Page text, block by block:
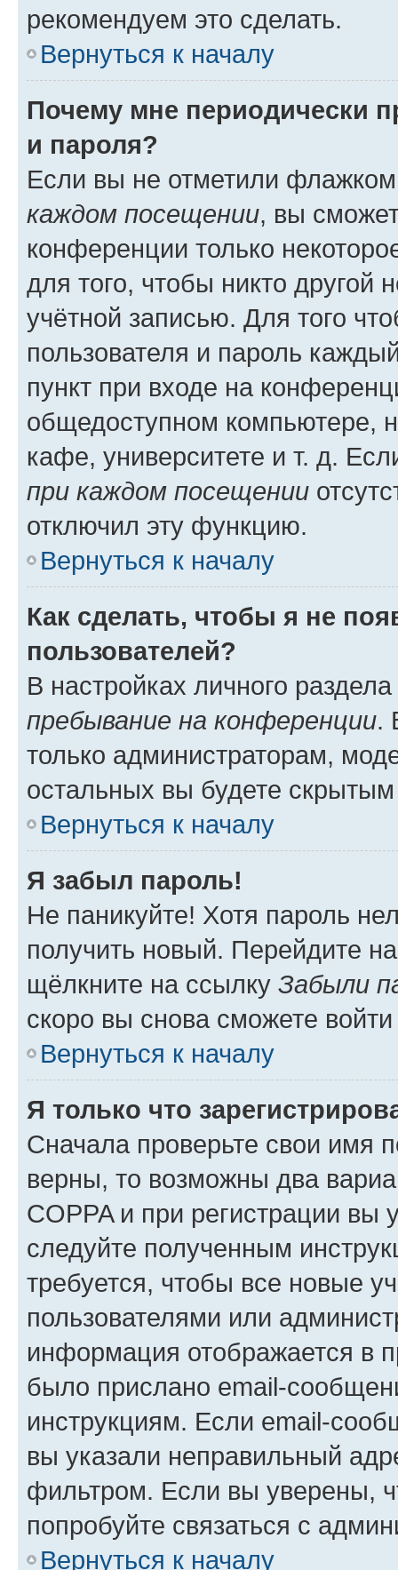
рекомендуем это сделать.
Вернуться к началу
Почему мне периодически
и пароля?
Если вы не отметили
каждом посещении, вы
конференции только
для того, чтобы никто другой
учётной записью. Для того
пользователя и пароль
пункт при входе на
общедоступном компьютере,
кафе, университете и т. д.
при каждом посещении
отключил эту функцию.
Вернуться к началу
Как сделать, чтобы я не
пользователей?
В настройках личного
пребывание на конференции.
только администраторам,
остальных вы будете
Вернуться к началу
Я забыл пароль!
Не паникуйте! Хотя пароль
получить новый. Перейдите
щёлкните на ссылку Забыли
скоро вы снова сможете
Вернуться к началу
Я только что
Сначала проверьте свои имя
верны, то возможны два
COPPA и при регистрации вы
следуйте полученным
требуется, чтобы все новые
пользователями или
информация отображается в
было прислано email-
инструкциям. Если email-
вы указали неправильный
фильтром. Если вы уверены,
попробуйте связаться с
Вернуться к началу